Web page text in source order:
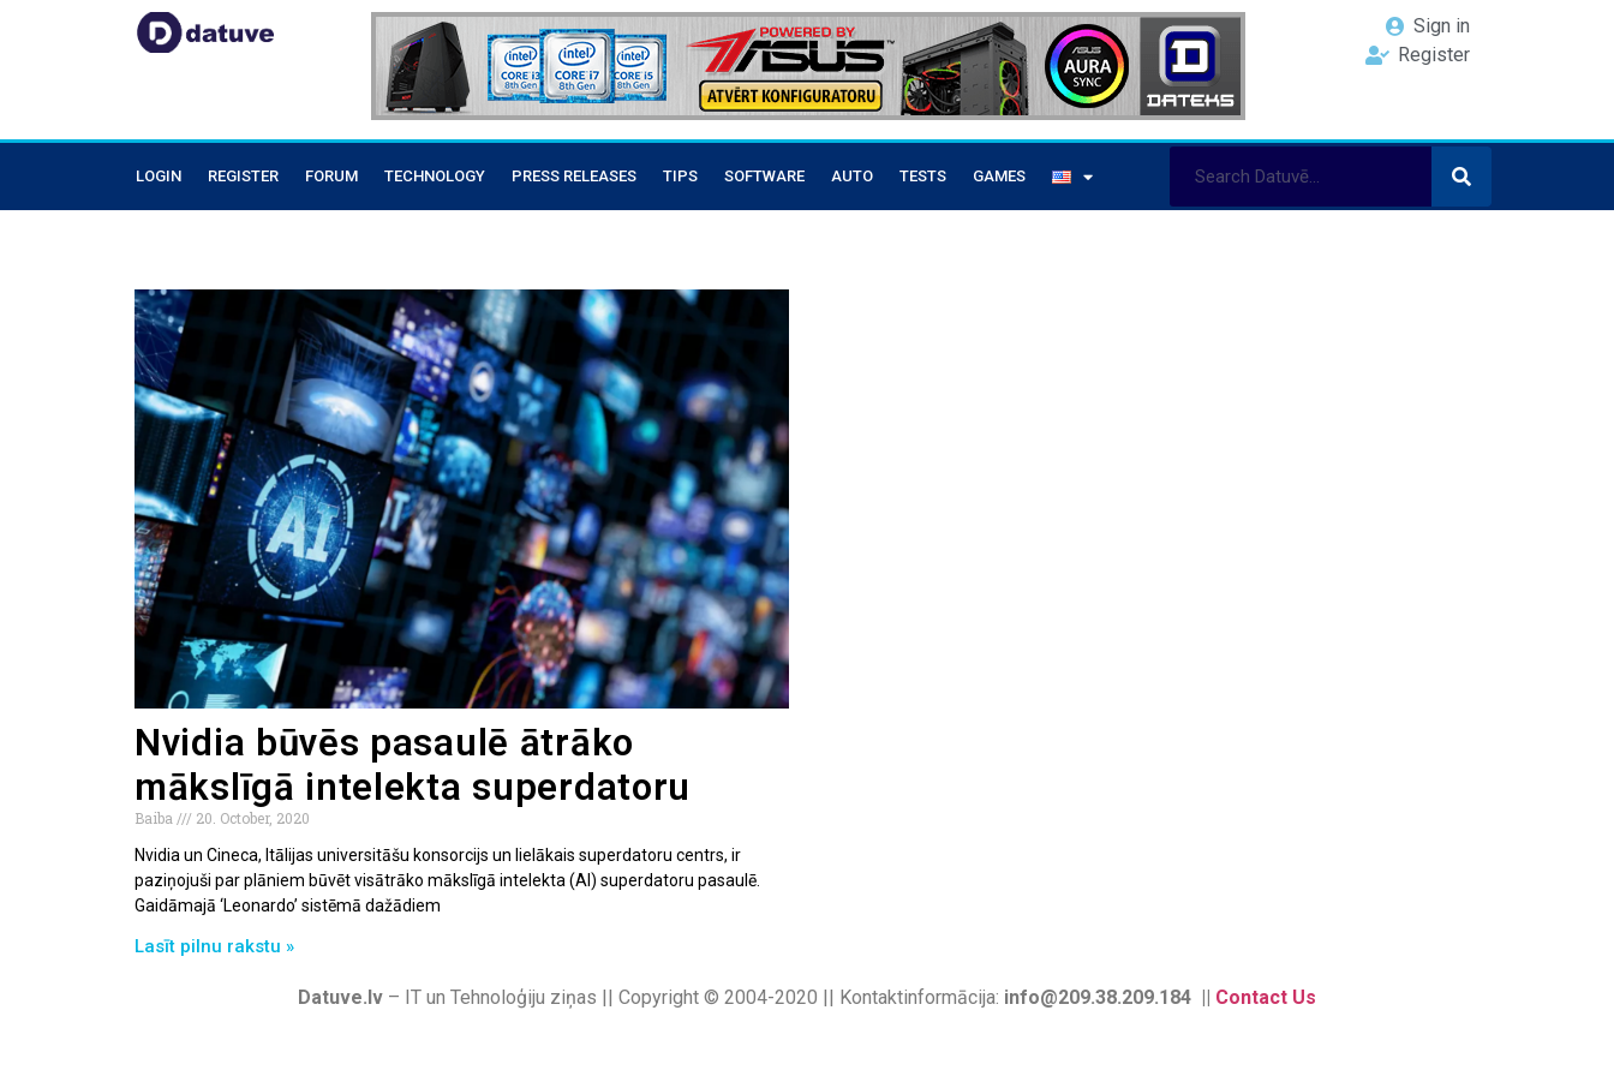
Sign in
Register
LOGIN REGISTER FORUM TECHNOLOGY PRESS RELEASES TIPS SOFTWARE AUTO TESTS GAMES
Nvidia būvēs pasaulē ātrāko
mākslīgā intelekta superdatoru
Baiba
20. October, 2020
Nvidia un Cineca, Itālijas universitāšu konsorcijs un lielākais superdatoru centrs, ir
paziņojuši par plāniem būvēt visātrāko mākslīgā intelekta (AI) superdatoru pasaulē.
Gaidāmajā ‘Leonardo’ sistēmā dažādiem
Lasīt pilnu rakstu »
Datuve.lv – IT un Tehnoloģiju ziņas || Copyright © 2004-2020 || Kontaktinformācija: info@209.38.209.184 || Contact Us